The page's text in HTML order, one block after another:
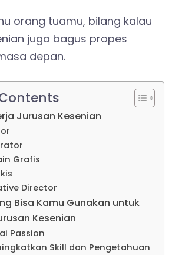
orang tuamu, bilang kalau
juga bagus propes
depan.
Jurusan Kesenian
Grafis
Director
Bisa Kamu Gunakan untuk
Kesenian
Passion
Skill dan Pengetahuan